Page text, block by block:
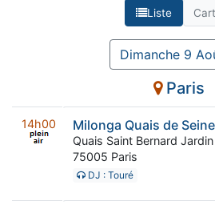
Liste
Dimanche 9
Paris
14h00 Milonga Quais de Seine
Quais Saint Bernard Jardin
75005 Paris
DJ : Touré